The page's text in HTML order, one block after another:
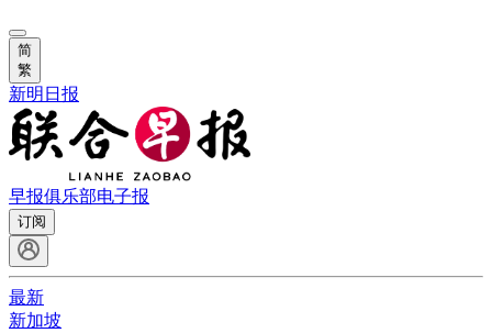
简
繁
新明日报
早报俱乐部电子报
订阅
最新
新加坡